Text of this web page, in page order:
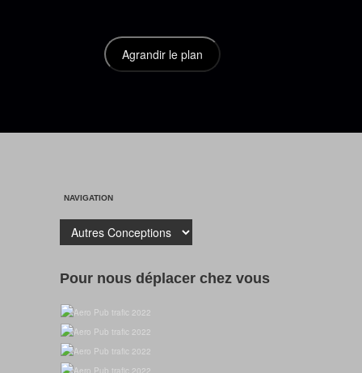
NAVIGATION
Pour nous déplacer chez vous